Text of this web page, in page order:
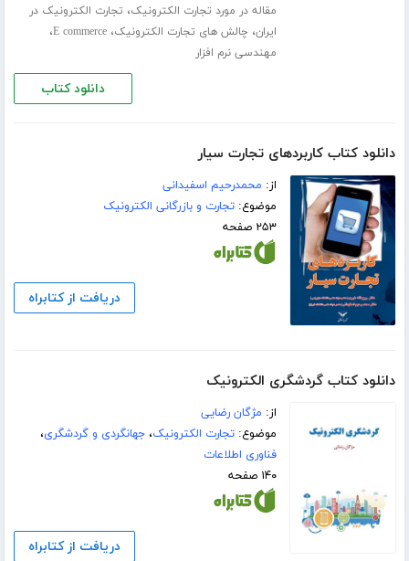
مقاله در مورد تجارت الکترونیک، تجارت الکترونیک در
ایران، چالش های تجارت الکترونیک،E commerce،
مهندسی نرم افزار
دانلود کتاب
دانلود کتاب کاربردهای تجارت سیار
از: محمدرحیم اسفیدانی
موضوع:تجارت و بازرگانی الکترونیک
۲۵۳ صفحه
دریافت از کتابراه
دانلود کتاب گردشگری الکترونیک
از: مژگان رضایی
موضوع:تجارت الکترونیک،جهانگردی و گردشگری،
فناوری اطلاعات
۱۴۰ صفحه
دریافت از کتابراه